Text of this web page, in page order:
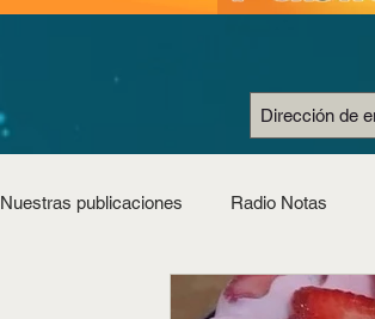
Nuestras publicaciones Radio Notas
Horóscopos